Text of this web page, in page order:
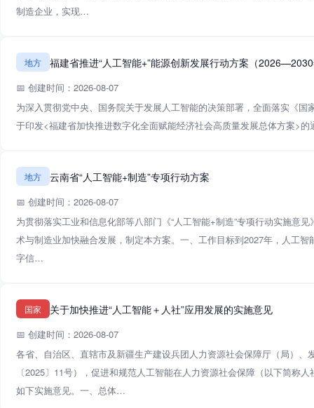
制造企业，实现…
地方 福建省推进“人工智能+”能源创新发展行动方案（
📅 创建时间：2026-08-07
为深入贯彻党中央、国务院关于发展人工智能的决策部署，全面落实《
于印发<福建省加快推进数字化全面赋能经济社会高质量发展总体方案>
地方 云南省“人工智能+制造”专项行动方案
📅 创建时间：2026-08-07
为贯彻落实工业和信息化部等八部门《“人工智能+制造”专项行动实施意
术与制造业加快融合发展，制定本方案。一、工作目标到2027年，人工
字信…
国家 关于加快推进“人工智能＋人社”应用发展的实施意见
📅 创建时间：2026-08-07
各省、自治区、直辖市及新疆生产建设兵团人力资源社会保障厅（局）
〔2025〕11号），促进和规范人工智能在人力资源社会保障（以下简称
如下实施意见。一、总体…